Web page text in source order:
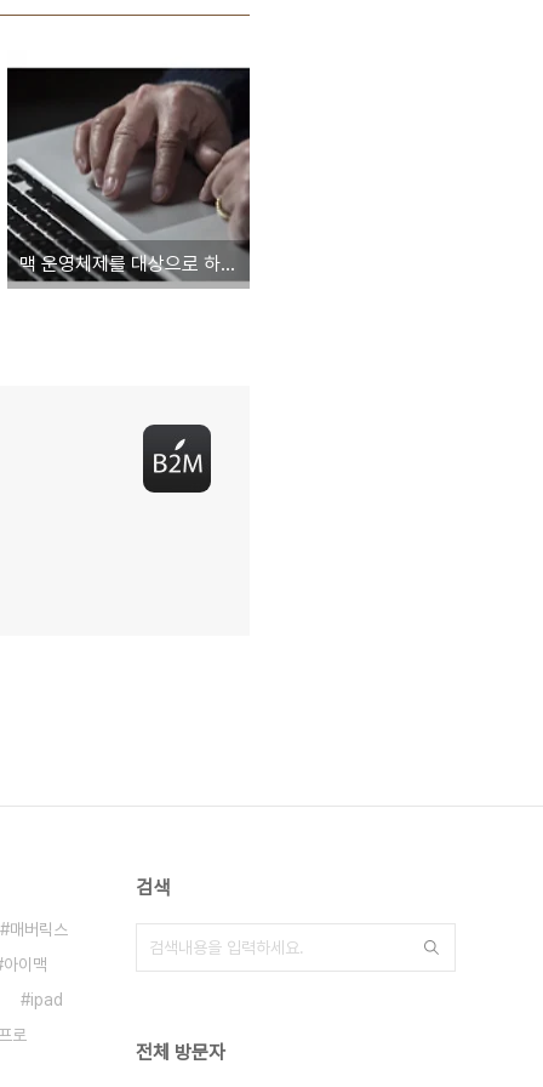
맥 운영체제를 대상으로 하는 백도어 악성코드 확산 'iWorm'
매버릭스
아이맥
ipad
로
검색
전체 방문자